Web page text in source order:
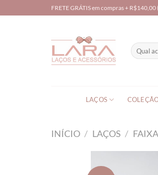
to
FRETE GRÁTIS em compras +
Pesquisar
por:
LAÇOS
INÍCIO / LAÇOS /